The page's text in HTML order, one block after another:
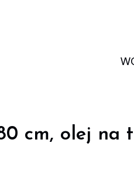
cm, olej na